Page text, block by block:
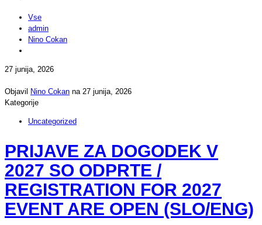
Vse
admin
Nino Cokan
27 junija, 2026
Objavil Nino Cokan na 27 junija, 2026
Kategorije
Uncategorized
PRIJAVE ZA DOGODEK V
2027 SO ODPRTE /
REGISTRATION FOR 2027
EVENT ARE OPEN (SLO/ENG)